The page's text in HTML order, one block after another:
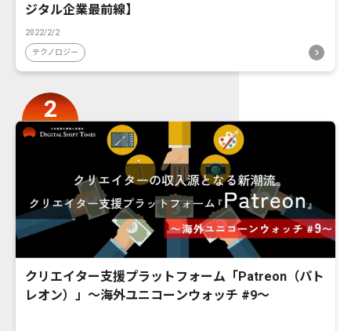
ジタル企業最前線】
2022/2/2
テクノロジー
クリエイター支援プラットフォーム「Patreon（パト
レオン）」〜海外ユニコーンウォッチ #9〜